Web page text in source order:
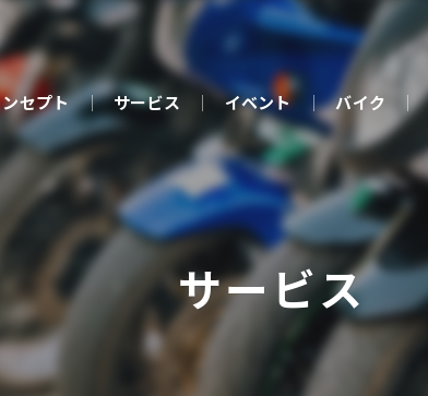
セプト サービス イベント バイク
サービス